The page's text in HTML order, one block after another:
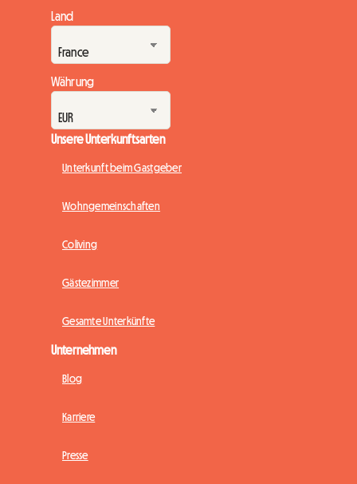
sogenannten „Wärmeschleudern“ (passoires thermiques) im
Mietsektor auszumerzen. Angesichts dieser Situation
befinden sich viele Vermieter in einer Sackgasse und fürchte...
Land
Währung
Unsere Unterkunftsarten
Unterkunft beim Gastgeber
Wohngemeinschaften
Coliving
Gästezimmer
Gesamte Unterkünfte
Unternehmen
Blog
Karriere
Presse